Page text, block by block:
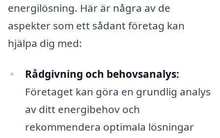
energilösning. Här är några av de
aspekter som ett sådant företag kan
hjälpa dig med:
Rådgivning och behovsanalys:
Företaget kan göra en grundlig analys
av ditt energibehov och
rekommendera optimala lösningar